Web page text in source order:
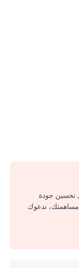
تحسين جودة
مساهمتك، ندعوك